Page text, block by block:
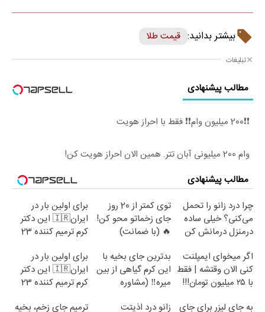
بیشتر بدانید: قیمت طلا
تبلیغات
مطالب پیشنهادی
❗❗200 میلیون وام❗❗ فقط با احراز هویت
وام 200 میلیونی آبان تتر. همین الان احراز هویت کن!
مطالب پیشنهادی
چرا درد زانو را تحمل
می‌کنی؟ خیلی ساده
درمنزل درمانش کن
توی کمتر از 20 روز
جای زخماتو محو کن!
🔥 (با ضمانت)
برای اولین بار در
ایران🇮🇷 این دکتر
کرم ترمیم کننده 23
اگر میخوای ایمپلنت
کنی الان وقتشه | فقط
با ۲۵ میلیون تومان!!!
بدترین جای بخیه با
این کرم گیاهی از بین
میره‼️ (مشاوره
برای اولین بار در
ایران🇮🇷 این دکتر
کرم ترمیم کننده 23
به جای لیزر برای جای زانو درد اذیتت ترمیم جای زخم، بخیه